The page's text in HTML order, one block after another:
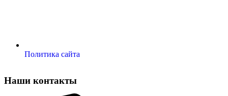
Политика сайта
Наши контакты